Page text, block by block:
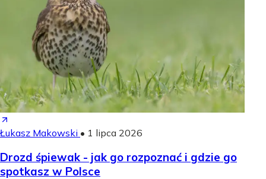
Łukasz Makowski • 1 lipca 2026
Drozd śpiewak - jak go rozpoznać i gdzie go
spotkasz w Polsce